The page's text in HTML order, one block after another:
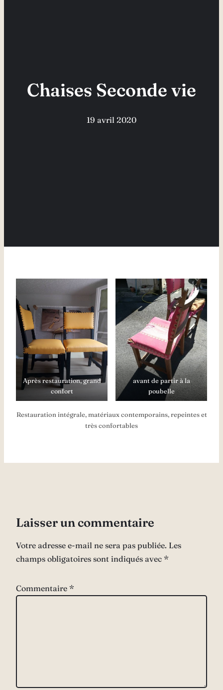
Chaises Seconde vie
19 avril 2020
Après restauration, grand
confort
avant de partir à la
poubelle
Restauration intégrale, matériaux contemporains, repeintes et
très confortables
Laisser un commentaire
Votre adresse e-mail ne sera pas publiée. Les
champs obligatoires sont indiqués avec *
Commentaire *